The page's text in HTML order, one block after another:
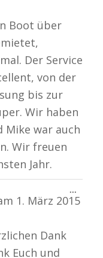
Boot über
Der Service
von der
bis zur
Wir haben
Mike war auch
Wir freuen
Jahr.
1. März 2015
Dank
Euch und
...
ein-/